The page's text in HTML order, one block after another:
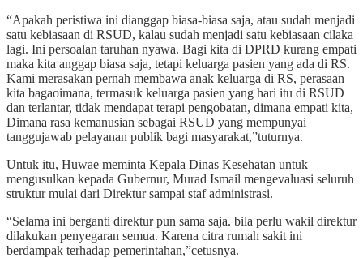
“Apakah peristiwa ini dianggap biasa-biasa saja, atau sudah menjadi
satu kebiasaan di RSUD, kalau sudah menjadi satu kebiasaan cilaka
lagi. Ini persoalan taruhan nyawa. Bagi kita di DPRD kurang empati
maka kita anggap biasa saja, tetapi keluarga pasien yang ada di RS.
Kami merasakan pernah membawa anak keluarga di RS, perasaan
kita bagaoimana, termasuk keluarga pasien yang hari itu di RSUD
dan terlantar, tidak mendapat terapi pengobatan, dimana empati kita,
Dimana rasa kemanusian sebagai RSUD yang mempunyai
tanggujawab pelayanan publik bagi masyarakat,”tuturnya.
Untuk itu, Huwae meminta Kepala Dinas Kesehatan untuk
mengusulkan kepada Gubernur, Murad Ismail mengevaluasi seluruh
struktur mulai dari Direktur sampai staf administrasi.
“Selama ini berganti direktur pun sama saja. bila perlu wakil direktur
dilakukan penyegaran semua. Karena citra rumah sakit ini
berdampak terhadap pemerintahan,”cetusnya.